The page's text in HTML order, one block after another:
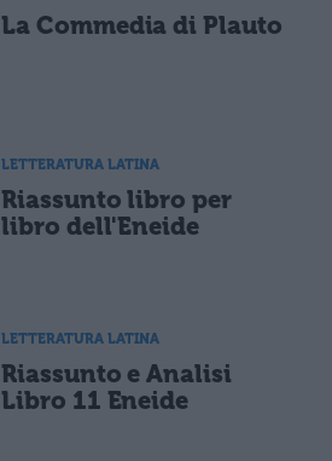
La Commedia di Plauto
LETTERATURA LATINA
Riassunto libro per
libro dell'Eneide
LETTERATURA LATINA
Riassunto e Analisi
Libro 11 Eneide